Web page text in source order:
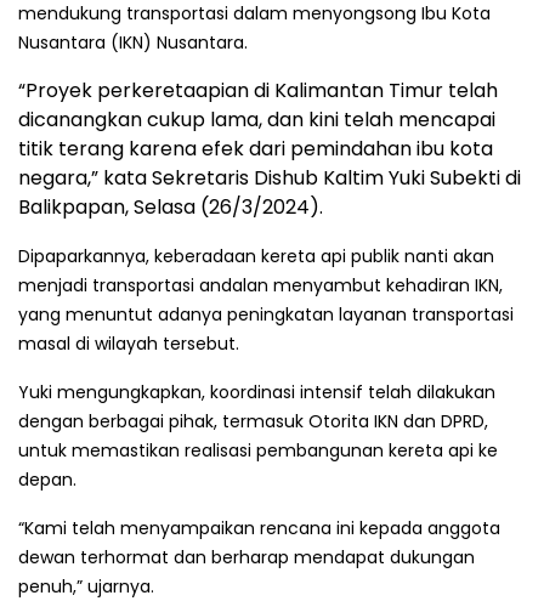
mendukung transportasi dalam menyongsong Ibu Kota
Nusantara (IKN) Nusantara.
“Proyek perkeretaapian di Kalimantan Timur telah
dicanangkan cukup lama, dan kini telah mencapai
titik terang karena efek dari pemindahan ibu kota
negara,” kata Sekretaris Dishub Kaltim Yuki Subekti di
Balikpapan, Selasa (26/3/2024).
Dipaparkannya, keberadaan kereta api publik nanti akan
menjadi transportasi andalan menyambut kehadiran IKN,
yang menuntut adanya peningkatan layanan transportasi
masal di wilayah tersebut.
Yuki mengungkapkan, koordinasi intensif telah dilakukan
dengan berbagai pihak, termasuk Otorita IKN dan DPRD,
untuk memastikan realisasi pembangunan kereta api ke
depan.
“Kami telah menyampaikan rencana ini kepada anggota
dewan terhormat dan berharap mendapat dukungan
penuh,” ujarnya.